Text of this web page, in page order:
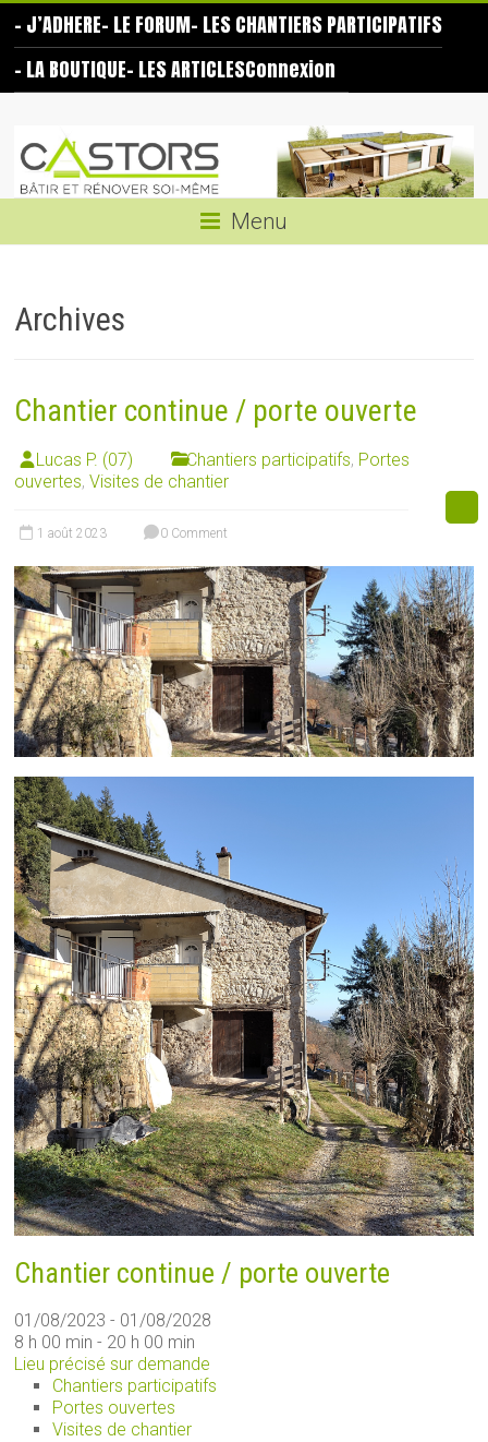
content
– J’ADHERE– LE FORUM– LES CHANTIERS PARTICIPATIFS
– LA BOUTIQUE– LES ARTICLESConnexion
Castors
même
Menu
Archives
Chantier continue / porte ouverte
Lucas P. (07) Chantiers participatifs, Portes
ouvertes,Visites de chantier
1 août 2023 0 Comment
Chantier continue / porte ouverte
01/08/2023 - 01/08/2028
8 h 00 min - 20 h 00 min
Lieu précisé sur demande
Chantiers participatifs
Portes ouvertes
Visites de chantier